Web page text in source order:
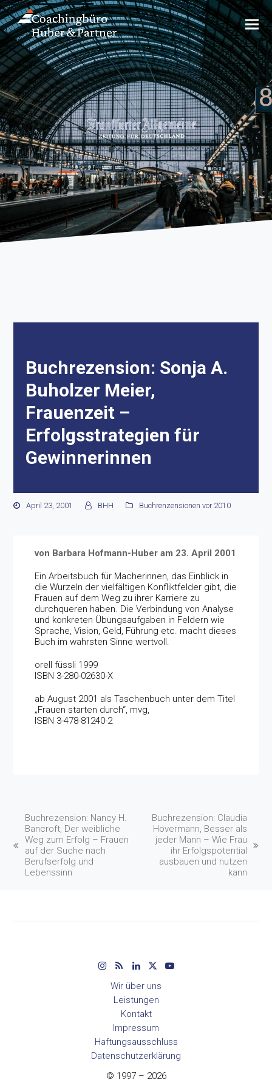
Buchrezension: Sonja A.
Buholzer Meier,
Frauenzeit –
Erfolgsstrategien für
Gewinnerinnen
April 23, 2001 BHH Buchrenzensionen vor 2010
von Barbara Hofmann-Huber am 23. April 2001
Ein Arbeitsbuch für Macherinnen, das Einblick in
die Wurzeln der vielfältigen Konfliktfelder gibt, die
Frauen auf dem Weg zu ihrer Karriere zu
durchqueren haben. Die Verbindung von Analyse
und konkreten Übungsaufgaben in Feldern wie
Sprache, Vision, Geld, Führung etc. macht dieses
Buch im wahrsten Sinne wertvoll.
orell füssli 1999
ISBN 3-280-02630-X
ab August 2001 als Taschenbuch unter dem Titel
„Frauen starten durch“, mvg,
ISBN 3-478-81240-2
vorheriger
Beitrag:
Buchrezension: Nancy H.
Bancroft, Der weibliche
Weg zum Erfolg – Frauen
auf der Suche nach
Berufserfolg und
Lebenssinn
Nächster
Beitrag:
Buchrezension: Claudia
Hovermann, Besser als
jeder Mann – Wie Frau
ihr Erfolgspotential
ausbauen und nutzen
kann
Instagram
RSSLinkedIn
TwitterYouTube
Wir über uns
Leistungen
Kontakt
Impressum
Haftungsausschluss
Datenschutzerklärung
© 1997 – 2026